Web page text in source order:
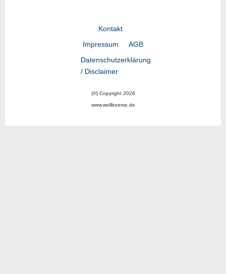
Kontakt
Impressum
AGB
Datenschutzerklärung
/ Disclaimer
(©) Copyright 2026
www.wollboerse.de